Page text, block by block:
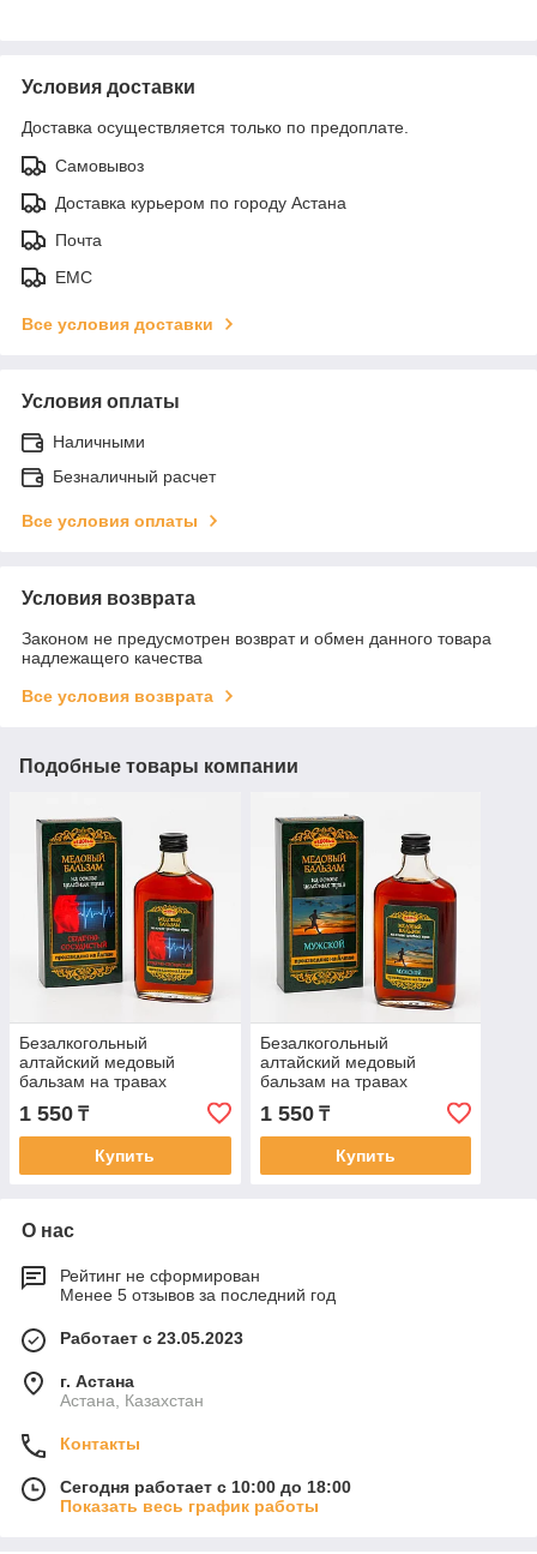
Условия доставки
Доставка осуществляется только по предоплате.
Самовывоз
Доставка курьером по городу Астана
Почта
ЕМС
Все условия доставки
Условия оплаты
Наличными
Безналичный расчет
Все условия оплаты
Условия возврата
Законом не предусмотрен возврат и обмен данного товара
надлежащего качества
Все условия возврата
Подобные товары компании
Безалкогольный
алтайский медовый
бальзам на травах
«Сердечно-сосудистый»,
250 мл
1 550 ₸
Купить
Безалкогольный
алтайский медовый
бальзам на травах
«Мужской», 250 мл
1 550₸
Купить
О нас
Рейтинг не сформирован
Менее 5 отзывов за последний год
Работает с 23.05.2023
г. Астана
Астана, Казахстан
Контакты
Сегодня работает с 10:00 до 18:00
Показать весь график работы